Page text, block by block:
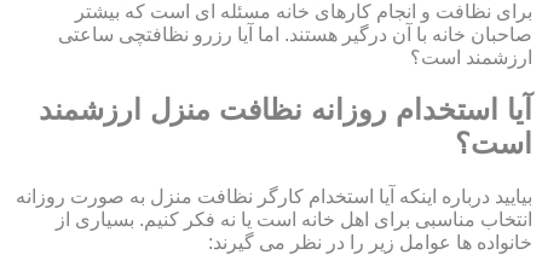
برای نظافت و انجام کارهای خانه مسئله ای است که بیشتر
صاحبان خانه با آن درگیر هستند. اما آیا رزرو نظافتچی ساعتی
ارزشمند است؟
آیا استخدام روزانه نظافت منزل ارزشمند
است؟
بیایید درباره اینکه آیا استخدام کارگر نظافت منزل به صورت روزانه
انتخاب مناسبی برای اهل خانه است یا نه فکر کنیم. بسیاری از
خانواده ها عوامل زیر را در نظر می گیرند: